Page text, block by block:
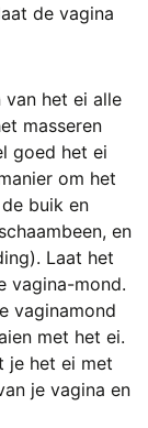
de vagina
van het ei alle
masseren
goed het ei
om het
buik en
en
Laat het
vagina-mond.
vaginamond
met het ei.
je het ei met
je vagina en